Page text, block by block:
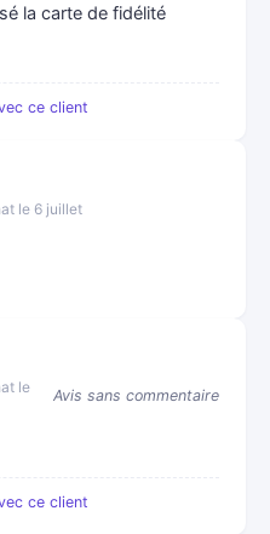
la carte de fidélité
ce client
le 6 juillet
le
Avis sans commentaire
ce client